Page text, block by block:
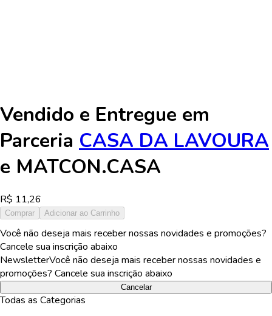
Vendido e Entregue em
Parceria CASA DA LAVOURA
e MATCON.CASA
R$ 11,26
Comprar Adicionar ao Carrinho
Você não deseja mais receber nossas novidades e promoções?
Cancele sua inscrição abaixo
NewsletterVocê não deseja mais receber nossas novidades e
promoções? Cancele sua inscrição abaixo
Cancelar
Todas as Categorias